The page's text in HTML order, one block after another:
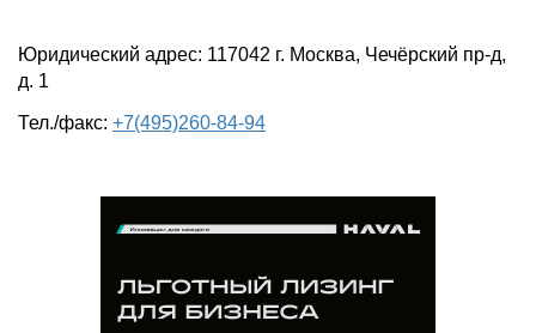
Юридический адрес: 117042 г. Москва, Чечёрский пр-д,
д. 1
Тел./факс: +7(495)260-84-94